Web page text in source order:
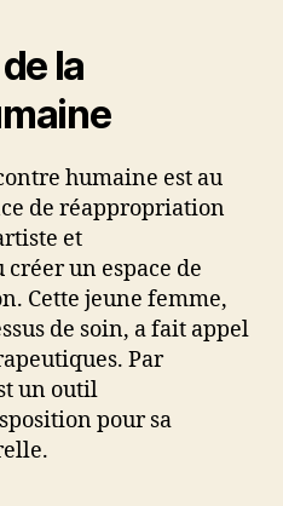
la
humaine est au
de réappropriation
et
créer un espace de
Cette jeune femme,
de soin, a fait appel
Par
un outil
pour sa